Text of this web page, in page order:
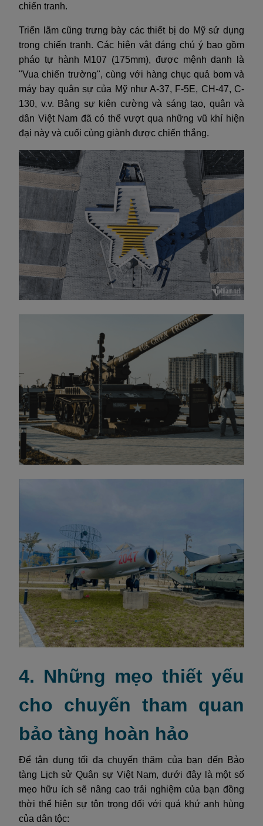
chiến tranh.
Triển lãm cũng trưng bày các thiết bị do Mỹ sử dụng
trong chiến tranh. Các hiện vật đáng chú ý bao gồm
pháo tự hành M107 (175mm), được mệnh danh là
"Vua chiến trường", cùng với hàng chục quả bom và
máy bay quân sự của Mỹ như A-37, F-5E, CH-47, C-
130, v.v. Bằng sự kiên cường và sáng tạo, quân và
dân Việt Nam đã có thể vượt qua những vũ khí hiện
đại này và cuối cùng giành được chiến thắng.
4. Những mẹo thiết yếu
cho chuyến tham quan
bảo tàng hoàn hảo
Để tận dụng tối đa chuyến thăm của bạn đến Bảo
tàng Lịch sử Quân sự Việt Nam, dưới đây là một số
mẹo hữu ích sẽ nâng cao trải nghiệm của bạn đồng
thời thể hiện sự tôn trọng đối với quá khứ anh hùng
của dân tộc: